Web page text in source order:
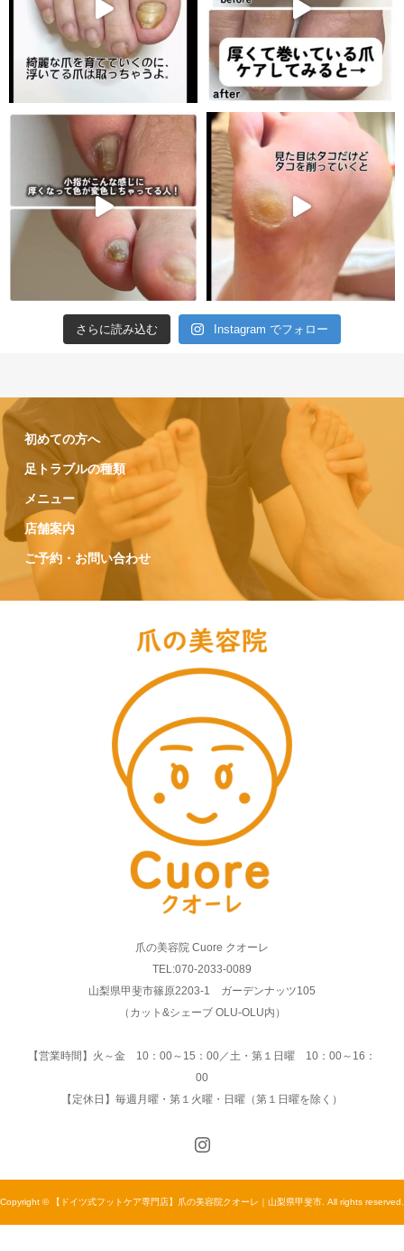
さらに読み込む Instagram でフォロー
初めての方へ
足トラブルの種類
メニュー
店舗案内
ご予約・お問い合わせ
爪の美容院 Cuore クオーレ
TEL:070-2033-0089
山梨県甲斐市篠原2203-1 ガーデンナッツ105
（カット&シェーブ OLU-OLU内）
【営業時間】火～金 10：00～15：00／土・第１日曜 10：00～16：
00
【定休日】毎週月曜・第１火曜・日曜（第１日曜を除く）
Copyright © 【ドイツ式フットケア専門店】爪の美容院クオーレ｜山梨県甲斐市. All rights reserved.